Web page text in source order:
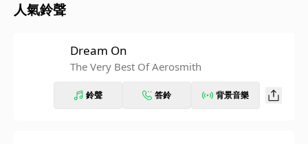
人氣鈴聲
Dream On
The Very Best Of Aerosmith
鈴聲 答鈴 背景音樂